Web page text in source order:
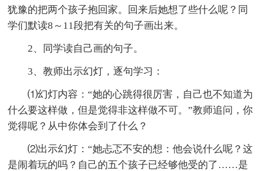
犹豫的把两个孩子抱回家。回来后她想了些什么呢？同
学们默读8～11段把有关的句子画出来。
2、同学读自己画的句子。
3、教师出示幻灯，逐句学习：
⑴幻灯内容：“她的心跳得很厉害，自己也不知道为
什么要这样做，但是觉得非这样做不可。”教师追问，你
觉得呢？从中你体会到了什么？
⑵出示幻灯：“她忐忑不安的想：他会说什么呢？这
是闹着玩的吗？自己的五个孩子已经够他受的了……是